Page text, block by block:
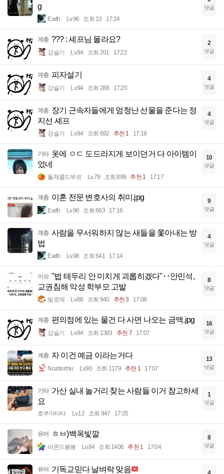
g
Earth Lv.96 조회 13 17:24
댓글
계층 ??? : 셰프님 몰라요?
강슬기 Lv.94 조회 201 17:22
2
댓글
계층 피자설기
강슬기 Lv.94 조회 288 17:20
4
댓글
계층 장기 근속자들에게 엄청난 선물을 준다는 정
지선 셰프
강슬기 Lv.94 조회 692 추천 1 17:18
4
댓글
기타 옷에 ㅇㄷ 도드라지게 보이던거 다 아이템이
었네
돌체콜드부르 Lv.79 조회 899 추천 1 17:17
10
댓글
계층 이혼 전문 변호사의 취미.jpg
Earth Lv.96 조회 663 17:16
9
댓글
계층 사람을 무서워하지 않는 새들을 쫓아내는 방
법
Earth Lv.96 조회 641 17:14
4
댓글
이슈 "법 테두리 안 미치게 괴롭히겠다"‥안민석,
교권침해 악성 학부모 고발
빛로제 Lv.88 조회 940 추천 3 17:08
8
댓글
계층 편의점에 있는 물건 다 사면 나오는 금액.jpg
강슬기 Lv.94 조회 1383 추천 7 17:07
16
댓글
계층 자 이건 예금 이라는거다
Nozdormu Lv.90 조회 1179 추천 1 17:07
13
댓글
기타 가산 실내 놀거리 찾는 사람들 이거 참고하세
요
호쿠마타타 Lv.12 조회 947 17:05
1
댓글
유머 ㅎㅂ)백옥빛깔
아몬드봉봉 Lv.84 조회 1406 추천 1 17:04
8
댓글
유머 기독교믿다 날벼락 맞음